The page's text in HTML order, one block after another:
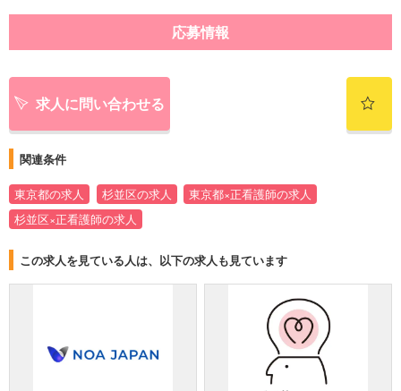
応募情報
求人に問い合わせる
関連条件
東京都の求人 杉並区の求人
東京都×正看護師の求人
杉並区×正看護師の求人
この求人を見ている人は、以下の求人も見ています